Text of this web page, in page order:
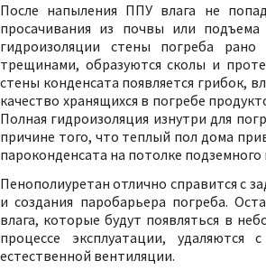
После напыления ППУ влага не
просачивания из почвы или
гидроизоляции стены погреба
трещинами, образуются сколы и
стены конденсата появляется грибок,
качество хранящихся в погребе
Полная гидроизоляция изнутри для
причине того, что теплый пол дома
пароконденсата на потолке
Пенополиуретан отлично справится с
и создания паробарьера погреба.
влага, которые будут появляться в
процессе эксплуатации,
естественной вентиляции.